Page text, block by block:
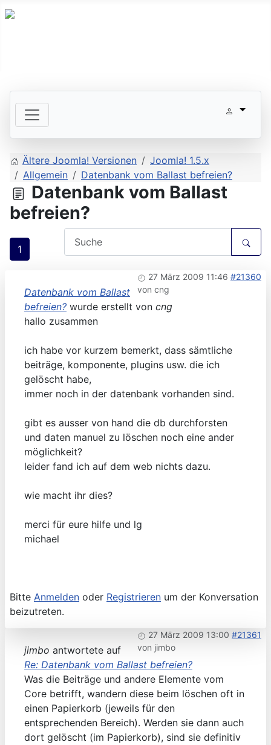
Ältere Joomla! Versionen
Joomla! 1.5.x
Allgemein
Datenbank vom Ballast befreien?
Datenbank vom Ballast
befreien?
1
27 März 2009 11:46 #21360
von cng
Datenbank vom Ballast
befreien? wurde erstellt von cng
hallo zusammen
ich habe vor kurzem bemerkt, dass sämtliche
beiträge, komponente, plugins usw. die ich
gelöscht habe,
immer noch in der datenbank vorhanden sind.
gibt es ausser von hand die db durchforsten
und daten manuel zu löschen noch eine ander
möglichkeit?
leider fand ich auf dem web nichts dazu.
wie macht ihr dies?
merci für eure hilfe und lg
michael
Bitte Anmelden oder Registrieren um der Konversation
beizutreten.
27 März 2009 13:00 #21361
von jimbo
jimbo antwortete auf
Re: Datenbank vom Ballast befreien?
Was die Beiträge und andere Elemente vom
Core betrifft, wandern diese beim löschen oft in
einen Papierkorb (jeweils für den
entsprechenden Bereich). Werden sie dann auch
dort gelöscht (im Papierkorb), sind sie definitiv